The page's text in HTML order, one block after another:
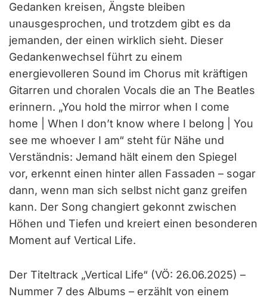
Gedanken kreisen, Ängste bleiben
unausgesprochen, und trotzdem gibt es da
jemanden, der einen wirklich sieht. Dieser
Gedankenwechsel führt zu einem
energievolleren Sound im Chorus mit kräftigen
Gitarren und choralen Vocals die an The Beatles
erinnern. „You hold the mirror when I come
home | When I don’t know where I belong | You
see me whoever I am“ steht für Nähe und
Verständnis: Jemand hält einem den Spiegel
vor, erkennt einen hinter allen Fassaden – sogar
dann, wenn man sich selbst nicht ganz greifen
kann. Der Song changiert gekonnt zwischen
Höhen und Tiefen und kreiert einen besonderen
Moment auf Vertical Life.
Der Titeltrack „Vertical Life“ (VÖ: 26.06.2025) –
Nummer 7 des Albums – erzählt von einem